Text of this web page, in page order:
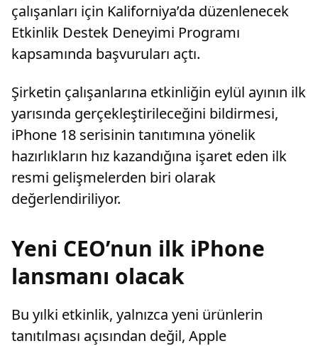
çalışanları için Kaliforniya’da düzenlenecek
Etkinlik Destek Deneyimi Programı
kapsamında başvuruları açtı.
Şirketin çalışanlarına etkinliğin eylül ayının ilk
yarısında gerçekleştirileceğini bildirmesi,
iPhone 18 serisinin tanıtımına yönelik
hazırlıkların hız kazandığına işaret eden ilk
resmi gelişmelerden biri olarak
değerlendiriliyor.
Yeni CEO’nun ilk iPhone
lansmanı olacak
Bu yılki etkinlik, yalnızca yeni ürünlerin
tanıtılması açısından değil, Apple